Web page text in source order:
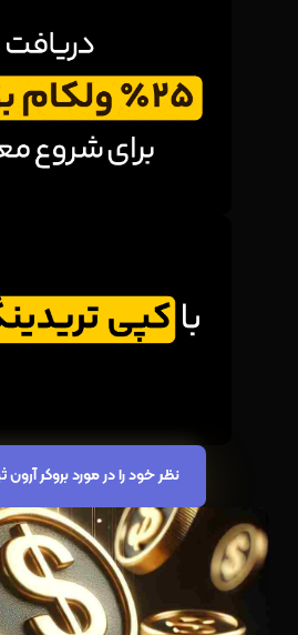
نظر خود را در مورد بروکر آرون